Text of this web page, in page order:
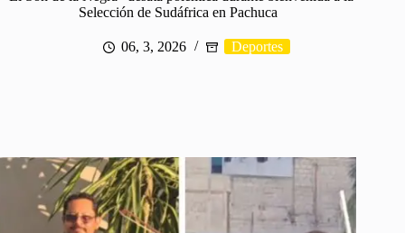
Selección de Sudáfrica en Pachuca
06, 3, 2026 Deportes